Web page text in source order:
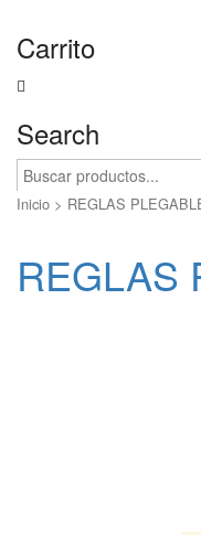
Carrito
Search
Inicio > REGLAS
REGLAS